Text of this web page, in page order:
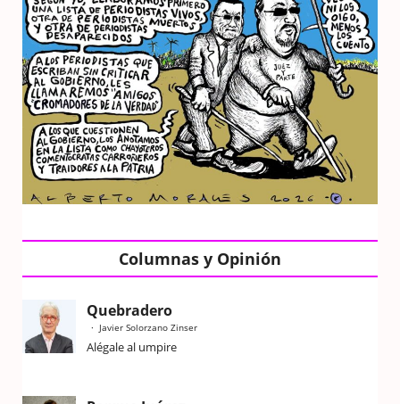
Columnas y Opinión
Quebradero
Javier Solorzano Zinser
Alégale al umpire